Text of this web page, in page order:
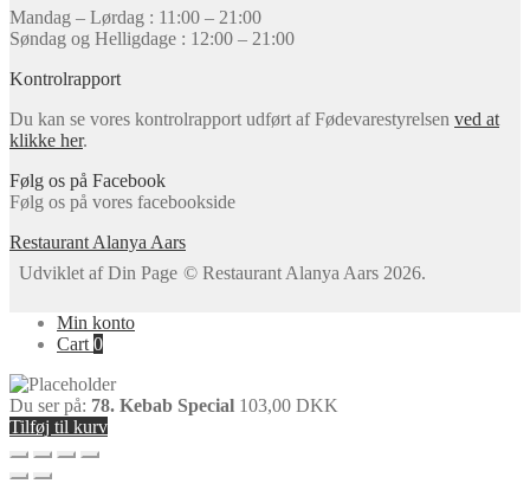
Mandag – Lørdag : 11:00 – 21:00
Søndag og Helligdage : 12:00 – 21:00
Kontrolrapport
Du kan se vores kontrolrapport udført af Fødevarestyrelsen ved at
klikke her.
Følg os på Facebook
Følg os på vores facebookside
Restaurant Alanya Aars
© Restaurant Alanya Aars 2026.
Min konto
Cart 0
Du ser på: 78. Kebab Special 103,00 DKK
Tilføj til kurv